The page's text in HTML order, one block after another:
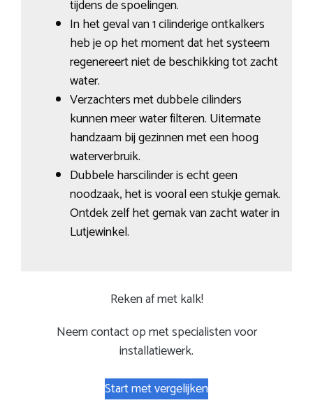
tijdens de spoelingen.
In het geval van 1 cilinderige ontkalkers
heb je op het moment dat het systeem
regenereert niet de beschikking tot zacht
water.
Verzachters met dubbele cilinders
kunnen meer water filteren. Uitermate
handzaam bij gezinnen met een hoog
waterverbruik.
Dubbele harscilinder is echt geen
noodzaak, het is vooral een stukje gemak.
Ontdek zelf het gemak van zacht water in
Lutjewinkel.
Reken af met kalk!
Neem contact op met specialisten voor
installatiewerk.
Start met vergelijken